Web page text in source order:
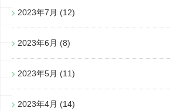
2023年7月 (12)
2023年6月 (8)
2023年5月 (11)
2023年4月 (14)